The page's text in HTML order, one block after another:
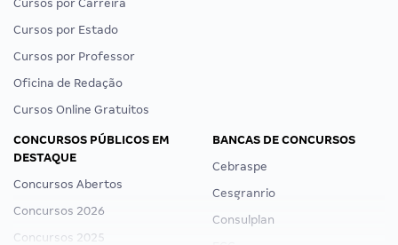
Cursos por Carreira
Cursos por Estado
Cursos por Professor
Oficina de Redação
Cursos Online Gratuitos
CONCURSOS PÚBLICOS EM
DESTAQUE
Concursos Abertos
Concursos 2026
Concursos 2025
BANCAS DE CONCURSOS
Cebraspe
Cesgranrio
Consulplan